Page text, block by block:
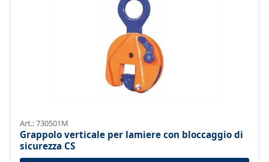
Art.: 730501M
Grappolo verticale per lamiere con bloccaggio di
sicurezza CS